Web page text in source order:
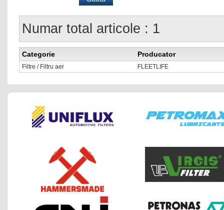
Numar total articole : 1
Categorie Producator
Filtre / Filtru aer FLEETLIFE